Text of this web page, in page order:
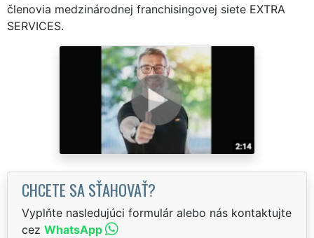
členovia medzinárodnej franchisingovej siete EXTRA
SERVICES.
CHCETE SA SŤAHOVAŤ?
Vyplňte nasledujúci formulár alebo nás kontaktujte
cez WhatsApp